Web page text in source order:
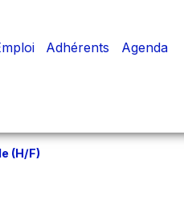
Adhérents Agenda
(H/F)